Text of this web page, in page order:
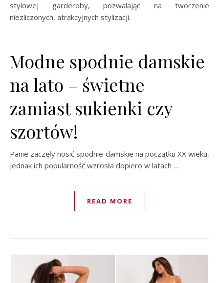
stylowej garderoby, pozwalając na tworzenie
niezliczonych, atrakcyjnych stylizacji.
Modne spodnie damskie
na lato – świetne
zamiast sukienki czy
szortów!
Panie zaczęły nosić spodnie damskie na początku XX wieku,
jednak ich popularność wzrosła dopiero w latach …
READ MORE